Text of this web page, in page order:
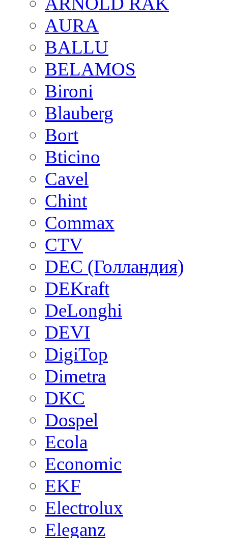
AURA
BALLU
BELAMOS
Bironi
Blauberg
Bort
Bticino
Cavel
Chint
Commax
CTV
DEC (Голландия)
DEKraft
DeLonghi
DEVI
DigiTop
Dimetra
DKC
Dospel
Ecola
Economic
EKF
Electrolux
Eleganz